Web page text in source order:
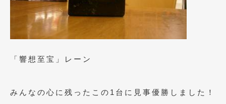
2020年9月 (3)
2020年8月
2020年5月 (4)
「響想至宝」レーン
みんなの心に残ったこの1台に見事優勝しました！